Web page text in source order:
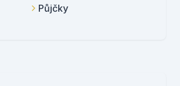
Půjčky